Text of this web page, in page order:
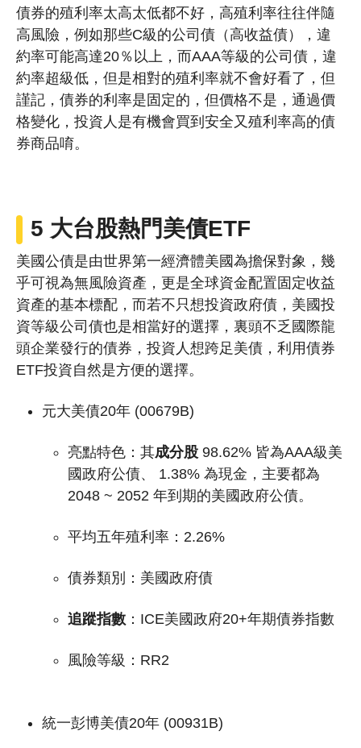
債券的殖利率太高太低都不好，高殖利率往往伴隨
高風險，例如那些C級的公司債（高收益債），違
約率可能高達20％以上，而AAA等級的公司債，違
約率超級低，但是相對的殖利率就不會好看了，但
謹記，債券的利率是固定的，但價格不是，通過價
格變化，投資人是有機會買到安全又殖利率高的債
券商品唷。
5 大台股熱門美債ETF
美國公債是由世界第一經濟體美國為擔保對象，幾
乎可視為無風險資產，更是全球資金配置固定收益
資產的基本標配，而若不只想投資政府債，美國投
資等級公司債也是相當好的選擇，裏頭不乏國際龍
頭企業發行的債券，投資人想跨足美債，利用債券
ETF投資自然是方便的選擇。
元大美債20年 (00679B)
亮點特色： 其成分股 98.62% 皆為AAA級美
國政府公債、 1.38% 為現金，主要都為
2048 ~ 2052 年到期的美國政府公債。
平均五年殖利率：2.26%
債券類別：美國政府債
追蹤指數 ： ICE美國政府20+年期債券指數
風險等級：RR2
統一彭博美債20年 (00931B)